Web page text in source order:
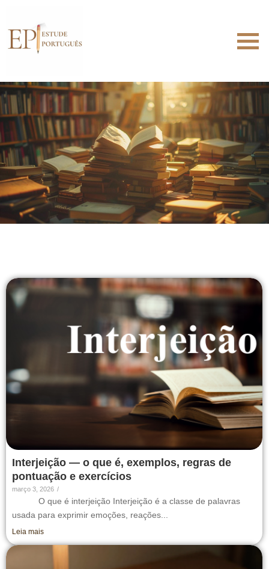
Interjeição — o que é, exemplos, regras de
pontuação e exercícios
março 3, 2026 /
O que é interjeição Interjeição é a classe de palavras
usada para exprimir emoções, reações...
Leia mais